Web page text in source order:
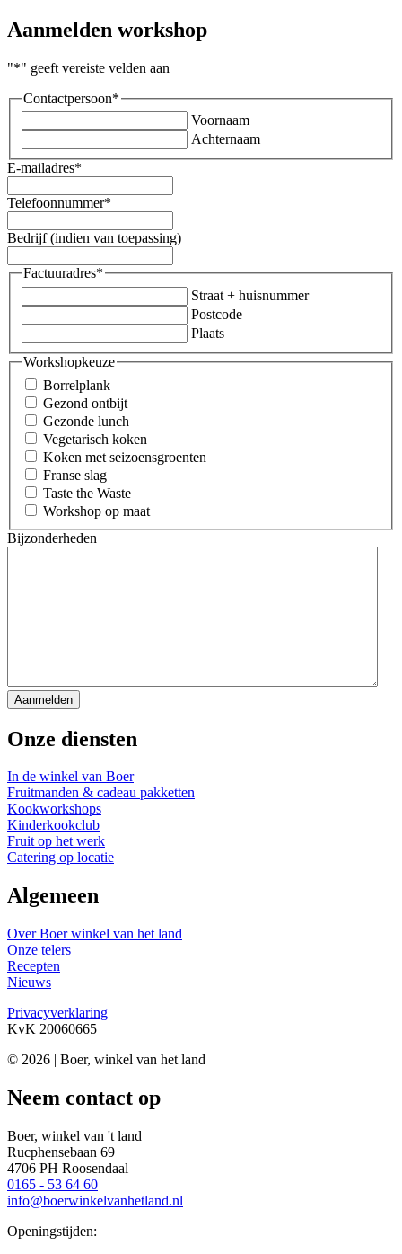
Aanmelden workshop
"*" geeft vereiste velden aan
Contactpersoon*
Voornaam
Achternaam
E-mailadres*
Telefoonnummer*
Bedrijf (indien van toepassing)
Factuuradres*
Straat + huisnummer
Postcode
Plaats
Workshopkeuze
Borrelplank
Gezond ontbijt
Gezonde lunch
Vegetarisch koken
Koken met seizoensgroenten
Franse slag
Taste the Waste
Workshop op maat
Bijzonderheden
Onze diensten
In de winkel van Boer
Fruitmanden & cadeau pakketten
Kookworkshops
Kinderkookclub
Fruit op het werk
Catering op locatie
Algemeen
Over Boer winkel van het land
Onze telers
Recepten
Nieuws
Privacyverklaring
KvK 20060665
© 2026 | Boer, winkel van het land
Neem contact op
Boer, winkel van 't land
Rucphensebaan 69
4706 PH Roosendaal
0165 - 53 64 60
info@boerwinkelvanhetland.nl
Openingstijden: